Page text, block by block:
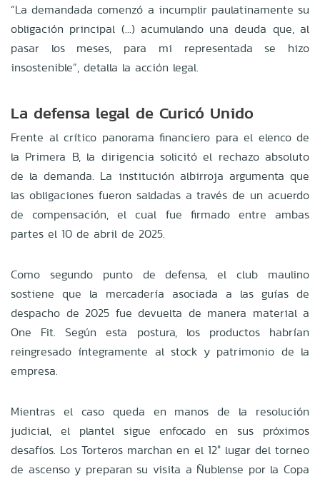
“La demandada comenzó a incumplir paulatinamente su
obligación principal (...) acumulando una deuda que, al
pasar los meses, para mi representada se hizo
insostenible”, detalla la acción legal.
La defensa legal de Curicó Unido
Frente al crítico panorama financiero para el elenco de
la Primera B, la dirigencia solicitó el rechazo absoluto
de la demanda. La institución albirroja argumenta que
las obligaciones fueron saldadas a través de un acuerdo
de compensación, el cual fue firmado entre ambas
partes el 10 de abril de 2025.
Como segundo punto de defensa, el club maulino
sostiene que la mercadería asociada a las guías de
despacho de 2025 fue devuelta de manera material a
One Fit. Según esta postura, los productos habrían
reingresado íntegramente al stock y patrimonio de la
empresa.
Mientras el caso queda en manos de la resolución
judicial, el plantel sigue enfocado en sus próximos
desafíos. Los Torteros marchan en el 12° lugar del torneo
de ascenso y preparan su visita a Ñublense por la Copa